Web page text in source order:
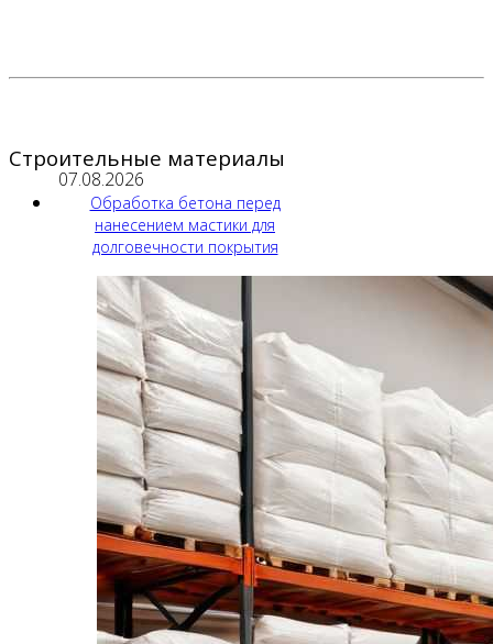
Строительные материалы
07.08.2026
Обработка бетона перед
нанесением мастики для
долговечности покрытия